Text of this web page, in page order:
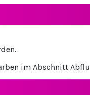
im Abschnitt